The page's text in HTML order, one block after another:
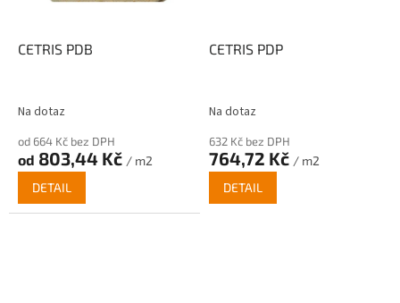
CETRIS PDB
Na dotaz
od 664 Kč bez DPH
od 803,44 Kč / m2
DETAIL
CETRIS PDP
Na dotaz
632 Kč bez DPH
764,72 Kč / m2
DETAIL